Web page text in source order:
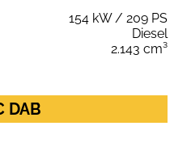
154 kW / 209 PS
Diesel
2.143 cm³
DAB